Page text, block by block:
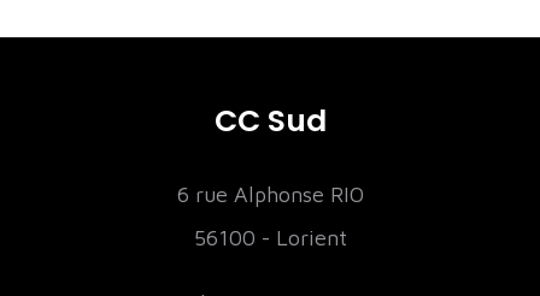
CC Sud
6 rue Alphonse RIO
56100 - Lorient